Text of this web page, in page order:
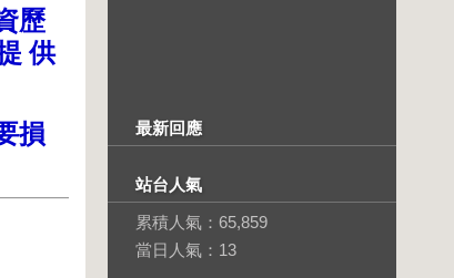
歷
供
損
最新回應
站台人氣
累積人氣： 65,859
當日人氣： 13